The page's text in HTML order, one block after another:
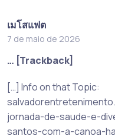
เมโสแฟต
7 de maio de 2026
… [Trackback]
[…] Info on that Topic:
jornada-de-saude-e-
santos-com-a-canoa-